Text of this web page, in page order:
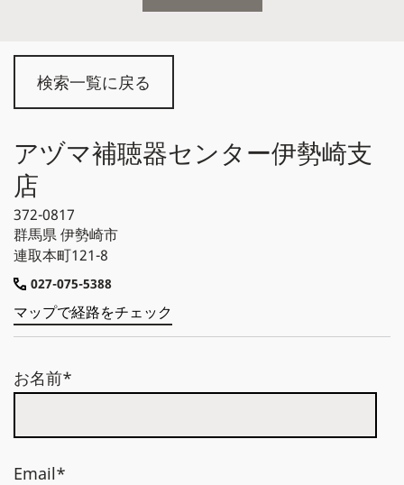
検索一覧に戻る
アヅマ補聴器センター伊勢崎支
店
372-0817
群馬県伊勢崎市
連取本町121-8
027-075-5388
マップで経路をチェック
お名前*
Email*